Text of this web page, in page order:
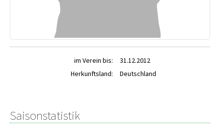
im Verein bis:
31.12.2012
Herkunftsland:
Deutschland
Saisonstatistik